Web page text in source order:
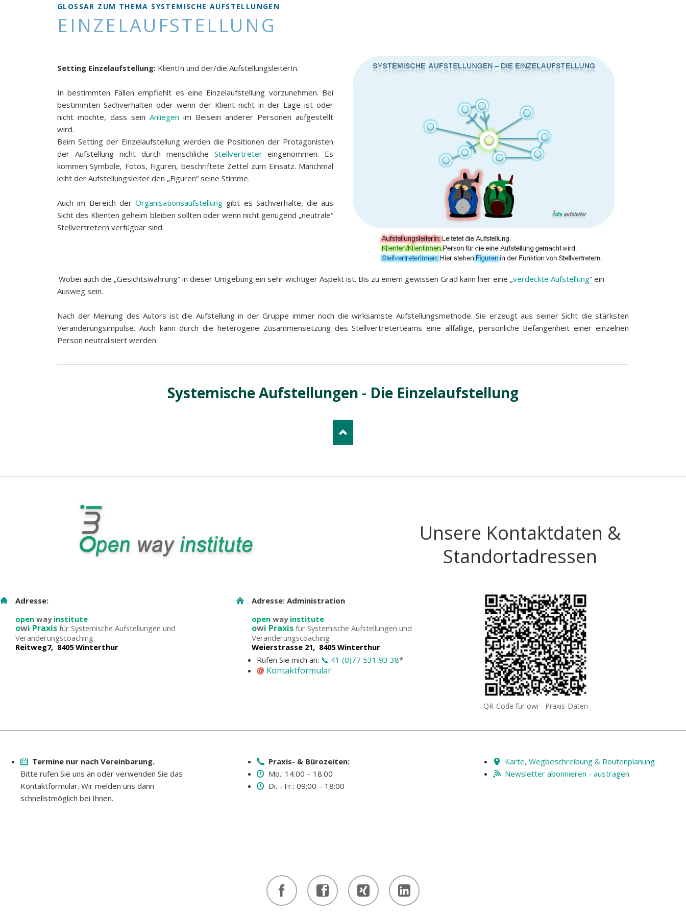
KlientIn
GLOSSAR ZUM THEMA SYSTEMISCHE AUFSTELLUNGEN
EINZELAUFSTELLUNG
Setting Einzelaufstellung: KlientIn und der/die AufstellungsleiterIn.
In bestimmten Fällen empfiehlt es eine Einzelaufstellung vorzunehmen. Bei
bestimmten Sachverhalten oder wenn der Klient nicht in der Lage ist oder
nicht möchte, dass seinAnliegen im Beisein anderer Personen aufgestellt
wird.
Beim Setting der Einzelaufstellung werden die Positionen der Protagonisten
der Aufstellung nicht durch menschliche Stellvertretereingenommen. Es
kommen Symbole, Fotos, Figuren, beschriftete Zettel zum Einsatz. Manchmal
leiht der Aufstellungsleiter den „Figuren“ seine Stimme.
Auch im Bereich derOrganisationsaufstellung gibt es Sachverhalte, die aus
Sicht des Klienten geheim bleiben sollten oder wenn nicht genügend „neutrale“
Stellvertretern verfügbar sind.
Wobei auch die „Gesichtswahrung“ in dieser Umgebung ein sehr wichtiger Aspekt ist. Bis zu einem gewissen Grad kann hier eine „verdeckte Aufstellung“ ein
Ausweg sein.
Nach der Meinung des Autors ist die Aufstellung in der Gruppe immer noch die wirksamste Aufstellungsmethode. Sie erzeugt aus seiner Sicht die stärksten
Veränderungsimpulse. Auch kann durch die heterogene Zusammensetzung des Stellvertreterteams eine allfällige, persönliche Befangenheit einer einzelnen
Person neutralisiert werden.
Systemische Aufstellungen - Die Einzelaufstellung
Unsere Kontaktdaten &
Standortadressen
Adresse:
open wayinstitute
owi Praxis für Systemische Aufstellungen und
Veränderungscoaching
Reitweg7, 8405 Winterthur
Adresse: Administration
open wayinstitute
owi Praxisfür Systemische Aufstellungen und
Veränderungscoaching
Weierstrasse 21, 8405 Winterthur
Rufen Sie mich an: 📞 41 (0)77 531 93 38*
@ Kontaktformular
QR-Code für owi - Praxis-Daten
Termine nur nach Vereinbarung.
Bitte rufen Sie uns an oder verwenden Sie das
Kontaktformular. Wir melden uns dann
schnellstmöglich bei Ihnen.
Praxis- & Bürozeiten:
Mo.: 14:00 – 18:00
Di. - Fr.: 09:00 – 18:00
Karte, Wegbeschreibung & Routenplanung
Newsletter abonnieren - austragen